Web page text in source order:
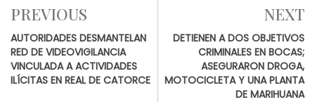
PREVIOUS
AUTORIDADES DESMANTELAN
RED DE VIDEOVIGILANCIA
VINCULADA A ACTIVIDADES
ILÍCITAS EN REAL DE CATORCE
NEXT
DETIENEN A DOS OBJETIVOS
CRIMINALES EN BOCAS;
ASEGURARON DROGA,
MOTOCICLETA Y UNA PLANTA
DE MARIHUANA